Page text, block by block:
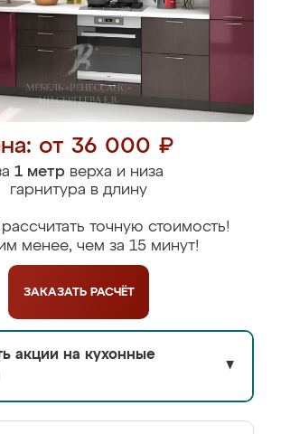
от 36 000 ₽
1 метрверха и низа
гарнитура в длину
точную стоимость!
менее, чем за 15 минут!
ЗАКАЗАТЬ РАСЧЁТ
акции на кухонные
▼